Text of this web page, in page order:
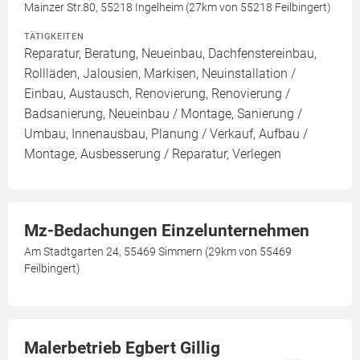
Mainzer Str.80, 55218 Ingelheim (27km von 55218 Feilbingert)
TÄTIGKEITEN
Reparatur, Beratung, Neueinbau, Dachfenstereinbau,
Rollläden, Jalousien, Markisen, Neuinstallation /
Einbau, Austausch, Renovierung, Renovierung /
Badsanierung, Neueinbau / Montage, Sanierung /
Umbau, Innenausbau, Planung / Verkauf, Aufbau /
Montage, Ausbesserung / Reparatur, Verlegen
Mz-Bedachungen Einzelunternehmen
Am Stadtgarten 24, 55469 Simmern (29km von 55469
Feilbingert)
Malerbetrieb Egbert Gillig